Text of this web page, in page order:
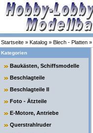
Startseite » Katalog » Blech - Platten »
Kategorien
Baukästen, Schiffsmodelle
Beschlagteile
Beschlagteile II
Foto - Ätzteile
E-Motore, Antriebe
Querstrahlruder